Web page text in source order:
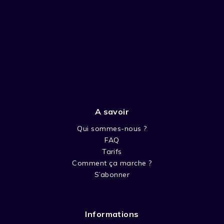
A savoir
Qui sommes-nous ?
FAQ
Tarifs
Comment ça marche ?
S’abonner
Informations